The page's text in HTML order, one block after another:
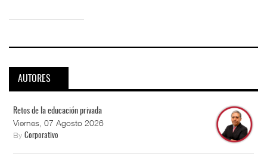
AUTORES
Retos de la educación privada
Viernes, 07 Agosto 2026
By Corporativo